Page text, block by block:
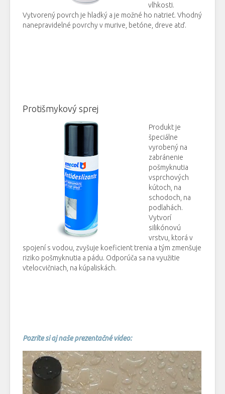
vlhkosti.
Vytvorený povrch je hladký a je možné ho natrieť. Vhodný
nanepravidelné povrchy v murive, betóne, dreve atď.
Protišmykový sprej
Produkt je
špeciálne
vyrobený na
zabránenie
pošmyknutia
vsprchových
kútoch, na
schodoch, na
podlahách.
Vytvorí
silikónovú
vrstvu, ktorá v
spojení s vodou, zvyšuje koeficient trenia a tým zmenšuje
riziko pošmyknutia a pádu. Odporúča sa na využitie
vtelocvičniach, na kúpaliskách.
Pozrite si aj naše prezentačné video: